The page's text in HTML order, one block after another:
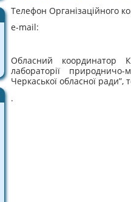
Телефон Організаційного
e-mail:
Обласний координатор
лабораторії
Черкаської обласної ради”,
.